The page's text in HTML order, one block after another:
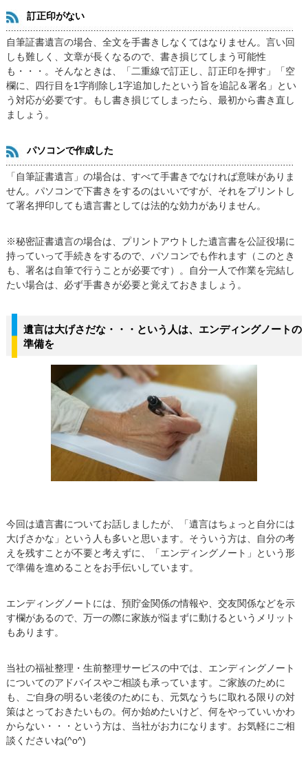
訂正印がない
自筆証書遺言の場合、全文を手書きしなくてはなりません。言い回
しも難しく、文章が長くなるので、書き損じてしまう可能性
も・・・。そんなときは、「二重線で訂正し、訂正印を押す」「空
欄に、四行目を1字削除し1字追加したという旨を追記＆署名」とい
う対応が必要です。もし書き損じてしまったら、最初から書き直し
ましょう。
パソコンで作成した
「自筆証書遺言」の場合は、すべて手書きでなければ意味がありま
せん。パソコンで下書きをするのはいいですが、それをプリントし
て署名押印しても遺言書としては法的な効力がありません。
※秘密証書遺言の場合は、プリントアウトした遺言書を公証役場に
持っていって手続きをするので、パソコンでも作れます（このとき
も、署名は自筆で行うことが必要です）。自分一人で作業を完結し
たい場合は、必ず手書きが必要と覚えておきましょう。
遺言は大げさだな・・・という人は、エンディングノートの
準備を
今回は遺言書についてお話しましたが、「遺言はちょっと自分には
大げさかな」という人も多いと思います。そういう方は、自分の考
えを残すことが不要と考えずに、「エンディングノート」という形
で準備を進めることをお手伝いしています。
エンディングノートには、預貯金関係の情報や、交友関係などを示
す欄があるので、万一の際に家族が悩まずに動けるというメリット
もあります。
当社の福祉整理・生前整理サービスの中では、エンディングノート
についてのアドバイスやご相談も承っています。ご家族のために
も、ご自身の明るい老後のためにも、元気なうちに取れる限りの対
策はとっておきたいもの。何か始めたいけど、何をやっていいかわ
からない・・・という方は、当社がお力になります。お気軽にご相
談くださいね(^o^)